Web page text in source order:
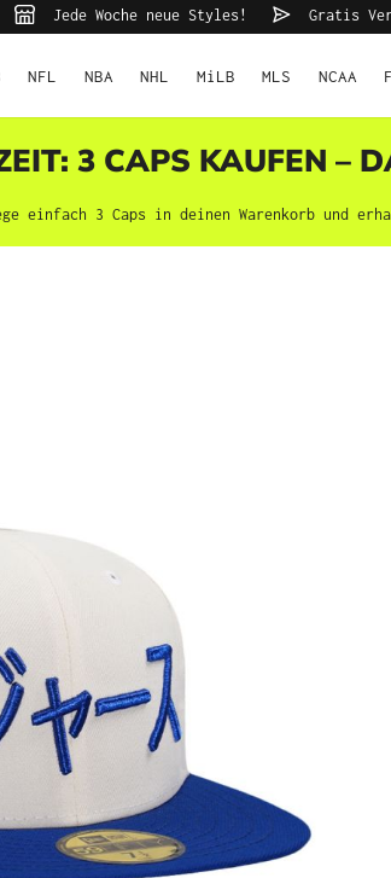
Jede Woche neue Styles!
NFL NBA NHL MiLB MLS NCAA
3 CAPS KAUFEN –
Lege einfach 3 Caps in deinen Warenkorb und